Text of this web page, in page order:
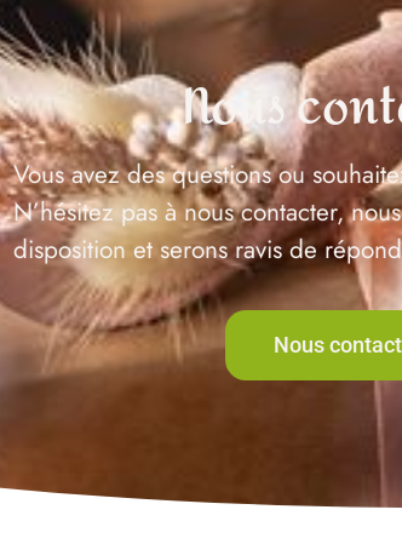
Nous
Vous avez des questions ou
N’hésitez pas à nous contacter,
disposition et serons ravis de
Nous